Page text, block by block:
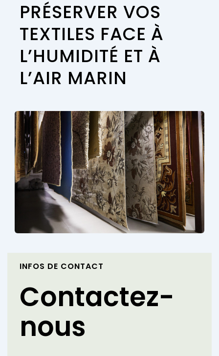
PRÉSERVER VOS
TEXTILES FACE À
L’HUMIDITÉ ET À
L’AIR MARIN
INFOS DE CONTACT
Contactez-
nous